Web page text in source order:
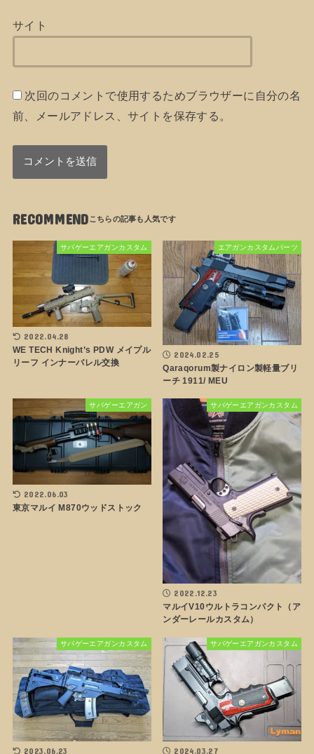
サイト
次回のコメントで使用するためブラウザーに自分の名
前、メールアドレス、サイトを保存する。
RECOMMEND
サバゲーエアガンカスタム
2022.04.28
WE TECH Knight’s PDW メイプル
リーフ インナーバレル交換
エアガンカスタムパーツ
2024.02.25
Qaraqorum製ナイロン製軽量ブリ
ーチ 1911/ MEU
サバゲーエアガン
2022.06.03
東京マルイ M870ウッドストック
サバゲーエアガンカスタム
2022.12.23
マルイV10ウルトラコンパクト（ア
ンダーレールカスタム）
サバゲーエアガンカスタム
2023.06.23
サバゲーエアガンカスタム
2024.03.27